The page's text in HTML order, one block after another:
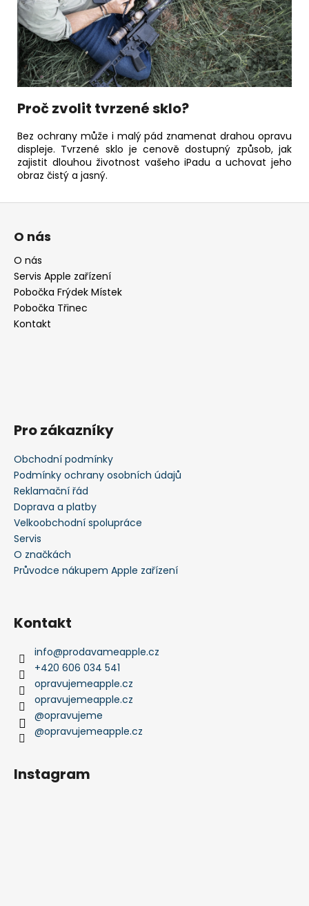
Proč zvolit tvrzené sklo?
Bez ochrany může i malý pád znamenat drahou opravu
displeje. Tvrzené sklo je cenově dostupný způsob, jak
zajistit dlouhou životnost vašeho iPadu a uchovat jeho
obraz čistý a jasný.
Z
O nás
O nás
Servis Apple zařízení
Pobočka Frýdek Místek
Pobočka Třinec
Kontakt
Pro zákazníky
Obchodní podmínky
Podmínky ochrany osobních údajů
Reklamační řád
Doprava a platby
Velkoobchodní spolupráce
Servis
O značkách
Průvodce nákupem Apple zařízení
Kontakt
info@prodavameapple.cz
+420 606 034 541
opravujemeapple.cz
opravujemeapple.cz
@opravujeme
@opravujemeapple.cz
Instagram